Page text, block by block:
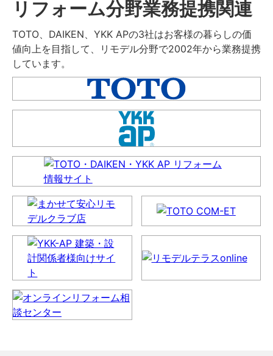
リフォーム分野業務提携関連
TOTO、DAIKEN、YKK APの3社はお客様の暮らしの価
値向上を目指して、リモデル分野で2002年から業務提携
しています。